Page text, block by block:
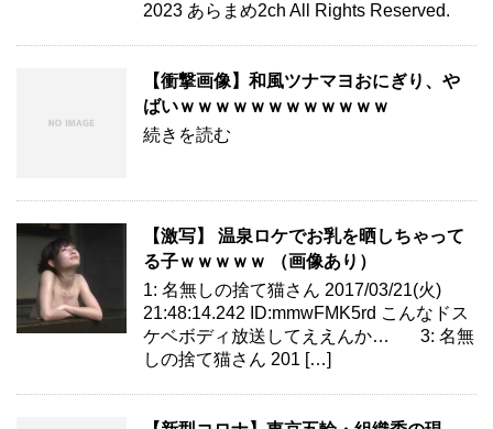
2023 あらまめ2ch All Rights Reserved.
【衝撃画像】和風ツナマヨおにぎり、や
ばいｗｗｗｗｗｗｗｗｗｗｗｗ
続きを読む
【激写】 温泉ロケでお乳を晒しちゃって
る子ｗｗｗｗｗ （画像あり）
1: 名無しの捨て猫さん 2017/03/21(火)
21:48:14.242 ID:mmwFMK5rd こんなドス
ケベボディ放送してええんか… 3: 名無
しの捨て猫さん 201 […]